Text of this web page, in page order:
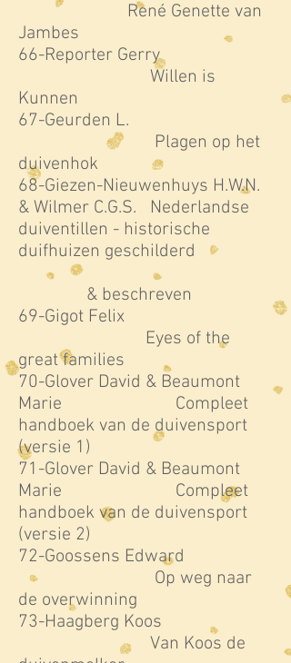
René Genette van
Jambes
66-Reporter Gerry
Willen is
Kunnen
67-Geurden L.
Plagen op het
duivenhok
68-Giezen-Nieuwenhuys H.W.N.
& Wilmer C.G.S. Nederlandse
duiventillen - historische
duifhuizen geschilderd
& beschreven
69-Gigot Felix
Eyes of the
great families
70-Glover David & Beaumont
Marie Compleet
handboek van de duivensport
(versie 1)
71-Glover David & Beaumont
Marie Compleet
handboek van de duivensport
(versie 2)
72-Goossens Edward
Op weg naar
de overwinning
73-Haagberg Koos
Van Koos de